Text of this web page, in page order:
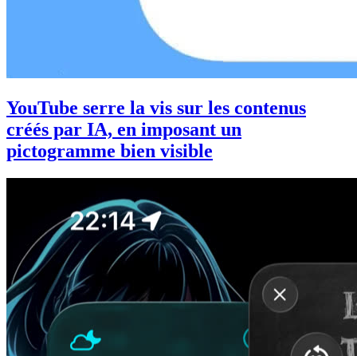
YouTube serre la vis sur les contenus
créés par IA, en imposant un
pictogramme bien visible